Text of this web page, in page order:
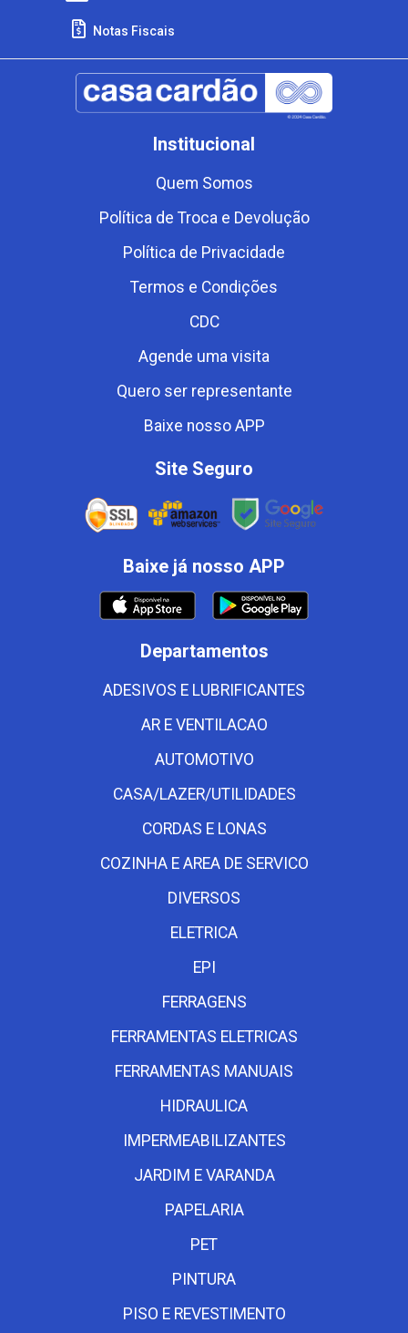
Notas Fiscais
Institucional
Quem Somos
Política de Troca e Devolução
Política de Privacidade
Termos e Condições
CDC
Agende uma visita
Quero ser representante
Baixe nosso APP
Site Seguro
Baixe já nosso APP
Departamentos
ADESIVOS E LUBRIFICANTES
AR E VENTILACAO
AUTOMOTIVO
CASA/LAZER/UTILIDADES
CORDAS E LONAS
COZINHA E AREA DE SERVICO
DIVERSOS
ELETRICA
EPI
FERRAGENS
FERRAMENTAS ELETRICAS
FERRAMENTAS MANUAIS
HIDRAULICA
IMPERMEABILIZANTES
JARDIM E VARANDA
PAPELARIA
PET
PINTURA
PISO E REVESTIMENTO